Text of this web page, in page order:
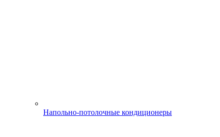
Напольно-потолочные кондиционеры